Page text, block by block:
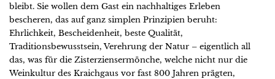
bleibt. Sie wollen dem Gast ein nachhaltiges Erleben
bescheren, das auf ganz simplen Prinzipien beruht:
Ehrlichkeit, Bescheidenheit, beste Qualität,
Traditionsbewusstsein, Verehrung der Natur – eigentlich all
das, was für die Zisterziensermönche, welche nicht nur die
Weinkultur des Kraichgaus vor fast 800 Jahren prägten,